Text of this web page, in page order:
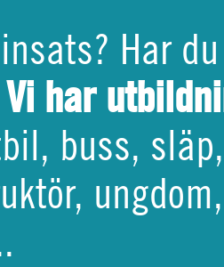
Har
Vi har
buss,
ungdom,